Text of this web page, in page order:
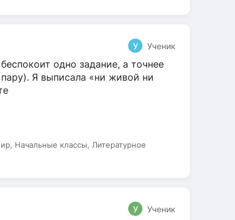
У Ученик
одно задание, а точнее
Я выписала «ни живой ни
Начальные классы, Литературное
У Ученик